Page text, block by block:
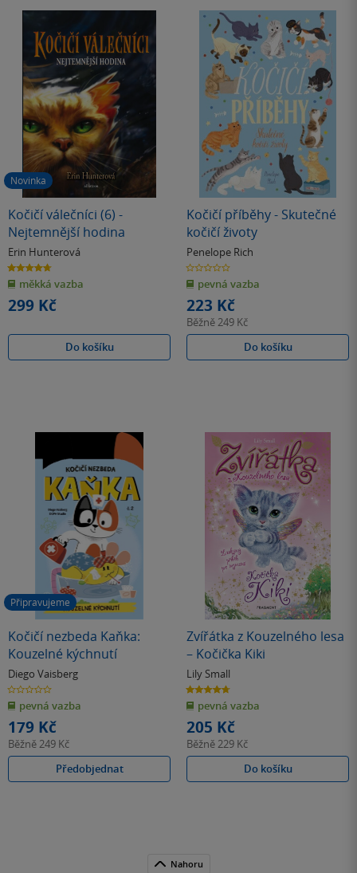
Novinka
Kočičí válečníci (6) -
Nejtemnější hodina
Erin Hunterová
4.7
z
5
hvězdiček
měkká vazba
299 Kč
Do košíku
Kočičí příběhy - Skutečné
kočičí životy
Penelope Rich
0.0
z
5
hvězdiček
pevná vazba
223 Kč
Běžně249 Kč
Do košíku
Připravujeme
Kočičí nezbeda Kaňka:
Kouzelné kýchnutí
Diego Vaisberg
0.0
z
5
hvězdiček
pevná vazba
179 Kč
Běžně249 Kč
Předobjednat
Zvířátka z Kouzelného lesa
– Kočička Kiki
Lily Small
4.7
z
5
hvězdiček
pevná vazba
205 Kč
Běžně229 Kč
Do košíku
Nahoru